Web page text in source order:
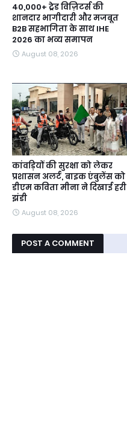
40,000+ ट्रेड विज़िटर्स की
शानदार भागीदारी और मजबूत
B2B सहभागिता के साथ IHE
2026 का भव्य समापन
August 08, 2026
कांवड़ियों की सुरक्षा को लेकर
प्रशासन अलर्ट, बाइक एंबुलेंस को
डीएम कविता मीना ने दिखाई हरी
झंडी
August 08, 2026
POST A COMMENT